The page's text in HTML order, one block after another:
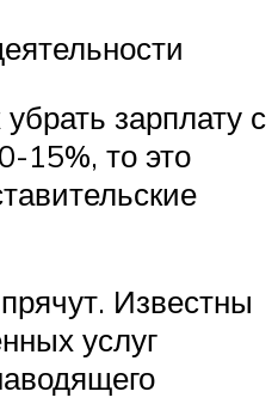
зарплату с
15%, то это
Известны
услуг